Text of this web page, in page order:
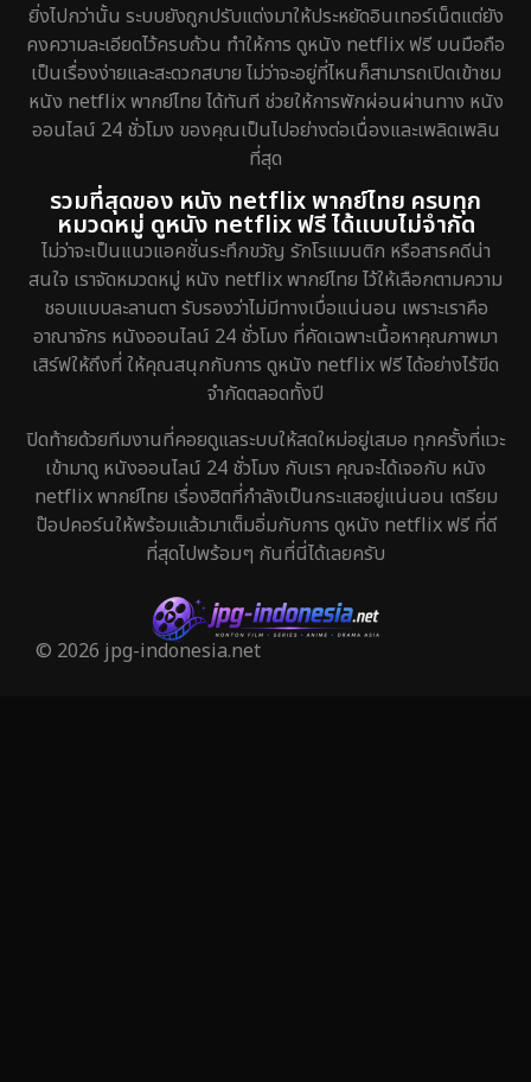
Fiction 4
Gothic 5
HBO GO 8
HBO Max 1
Heist 5
Historical 25
History ประวัติศาสตร์ 45
Holiday 1
Horror สยองขวัญ 325
Inspirational แรงบันดาลใจ
ยิ่งไปกว่านั้น ระบบยังถูกปรับแต่งมาให้ประหยัดอินเทอร์เน็ตแต่ยัง
คงความละเอียดไว้ครบถ้วน ทำให้การ ดูหนัง netflix ฟรี บนมือถือ
เป็นเรื่องง่ายและสะดวกสบาย ไม่ว่าจะอยู่ที่ไหนก็สามารถเปิดเข้าชม
หนัง netflix พากย์ไทย ได้ทันที ช่วยให้การพักผ่อนผ่านทาง หนัง
ออนไลน์ 24 ชั่วโมง ของคุณเป็นไปอย่างต่อเนื่องและเพลิดเพลิน
ที่สุด
รวมที่สุดของ หนัง netflix พากย์ไทย ครบทุก
หมวดหมู่ ดูหนัง netflix ฟรี ได้แบบไม่จำกัด
ไม่ว่าจะเป็นแนวแอคชั่นระทึกขวัญ รักโรแมนติก หรือสารคดีน่า
สนใจ เราจัดหมวดหมู่ หนัง netflix พากย์ไทย ไว้ให้เลือกตามความ
ชอบแบบละลานตา รับรองว่าไม่มีทางเบื่อแน่นอน เพราะเราคือ
อาณาจักร หนังออนไลน์ 24 ชั่วโมง ที่คัดเฉพาะเนื้อหาคุณภาพมา
เสิร์ฟให้ถึงที่ ให้คุณสนุกกับการ ดูหนัง netflix ฟรี ได้อย่างไร้ขีด
จำกัดตลอดทั้งปี
ปิดท้ายด้วยทีมงานที่คอยดูแลระบบให้สดใหม่อยู่เสมอ ทุกครั้งที่แวะ
เข้ามาดู หนังออนไลน์ 24 ชั่วโมง กับเรา คุณจะได้เจอกับ หนัง
netflix พากย์ไทย เรื่องฮิตที่กำลังเป็นกระแสอยู่แน่นอน เตรียม
ป๊อปคอร์นให้พร้อมแล้วมาเต็มอิ่มกับการ ดูหนัง netflix ฟรี ที่ดี
ที่สุดไปพร้อมๆ กันที่นี่ได้เลยครับ
© 2026 jpg-indonesia.net